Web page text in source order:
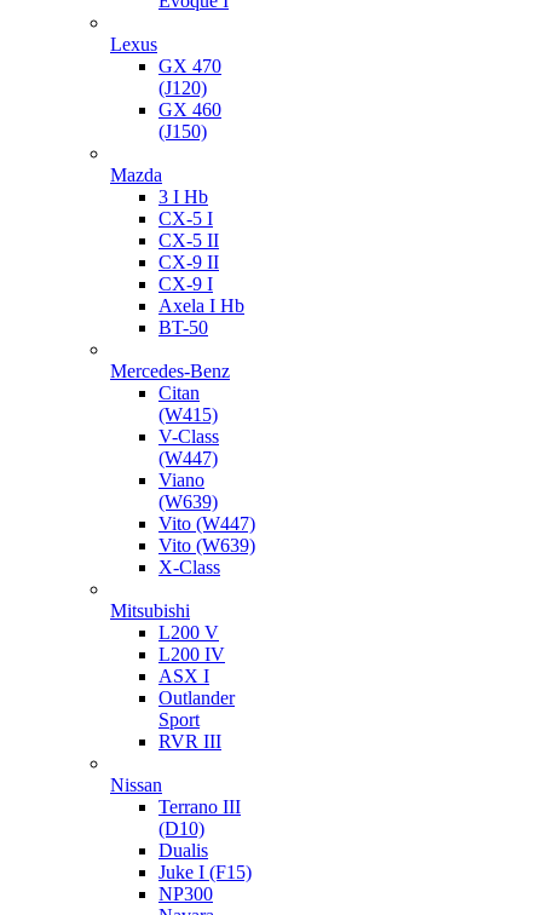
Lexus
GX 470
(J120)
GX 460
(J150)
Mazda
3 I Hb
CX-5 I
CX-5 II
CX-9 II
CX-9 I
Axela I Hb
BT-50
Mercedes-Benz
Citan
(W415)
V-Class
(W447)
Viano
(W639)
Vito (W447)
Vito (W639)
X-Class
Mitsubishi
L200 V
L200 IV
ASX I
Outlander
Sport
RVR III
Nissan
Terrano III
(D10)
Dualis
Juke I (F15)
NP300